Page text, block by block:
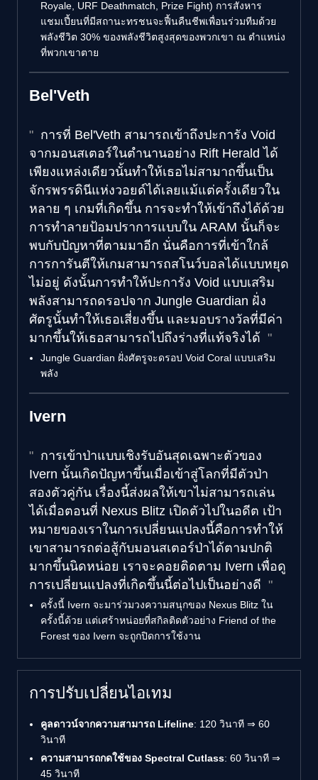
Royale, URF Deathmatch, Prize Fight) การสังหาร
แชมเปี้ยนที่มีสถานะทรชนจะฟื้นคืนชีพเพื่อนร่วมทีมด้วย
พลังชีวิต 30% ของพลังชีวิตสูงสุดของพวกเขา ณ ตำแหน่ง
ที่พวกเขาตาย
Bel'Veth
การที่ Bel'Veth สามารถเข้าถึงปะการัง Void
จากมอนสเตอร์ในตำนานอย่าง Rift Herald ได้
เพียงแหล่งเดียวนั้นทำให้เธอไม่สามาถขึ้นเป็น
จักรพรรดินีแห่งวอยด์ได้เลยแม้แต่ครั้งเดียวใน
หลาย ๆ เกมที่เกิดขึ้น การจะทำให้เข้าถึงได้ด้วย
การทำลายป้อมปราการแบบใน ARAM นั้นก็จะ
พบกับปัญหาที่ตามมาอีก นั่นคือการที่เข้าใกล้
การการันตีให้เกมสามารถสโนว์บอลได้แบบหยุด
ไม่อยู่ ดังนั้นการทำให้ปะการัง Void แบบเสริม
พลังสามารถดรอปจาก Jungle Guardian ฝั่ง
ศัตรูนั้นทำให้เธอเสี่ยงขึ้น และมอบรางวัลที่มีค่า
มากขึ้นให้เธอสามารถไปถึงร่างที่แท้จริงได้
Jungle Guardian ฝั่งศัตรูจะดรอป Void Coral แบบเสริม
พลัง
Ivern
การเข้าป่าแบบเชิงรับอันสุดเฉพาะตัวของ
Ivern นั้นเกิดปัญหาขึ้นเมื่อเข้าสู่โลกที่มีตัวป่า
สองตัวคู่กัน เรื่องนี้ส่งผลให้เขาไม่สามารถเล่น
ได้เมื่อตอนที่ Nexus Blitz เปิดตัวไปในอดีต เป้า
หมายของเราในการเปลี่ยนแปลงนี้คือการทำให้
เขาสามารถต่อสู้กับมอนสเตอร์ป่าได้ตามปกติ
มากขึ้นนิดหน่อย เราจะคอยติดตาม Ivern เพื่อดู
การเปลี่ยนแปลงที่เกิดขึ้นนี้ต่อไปเป็นอย่างดี
ครั้งนี้ Ivern จะมาร่วมวงความสนุกของ Nexus Blitz ใน
ครั้งนี้ด้วย แต่เศร้าหน่อยที่สกิลติดตัวอย่าง Friend of the
Forest ของ Ivern จะถูกปิดการใช้งาน
การปรับเปลี่ยนไอเทม
คูลดาวน์จากความสามารถ Lifeline: 120 วินาที ⇒ 60
วินาที
ความสามารถกดใช้ของ Spectral Cutlass: 60 วินาที ⇒
45 วินาที